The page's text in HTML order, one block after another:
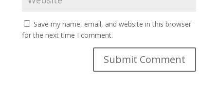
Save my name, email, and website in this browser
for the next time I comment.